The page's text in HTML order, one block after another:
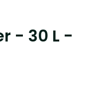
- 30 L -